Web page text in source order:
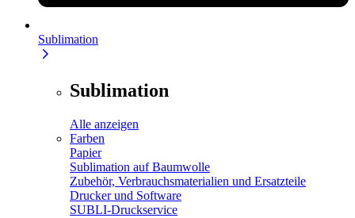
Sublimation
Sublimation
Alle anzeigen
Farben
Papier
Sublimation auf Baumwolle
Zubehör, Verbrauchsmaterialien und Ersatzteile
Drucker und Software
SUBLI-Druckservice